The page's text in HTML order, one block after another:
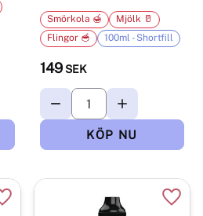
149 SEK
Smörkola 🍯
Mjölk 🥛
Flingor 🥣
100ml - Shortfill
Lägg till i favoriter